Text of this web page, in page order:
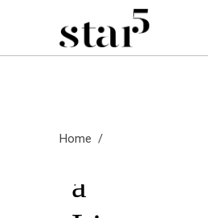
Home /
Mónic
a